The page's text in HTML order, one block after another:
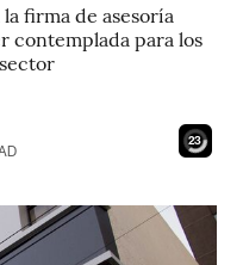
firma de asesoría
contemplada para los
21